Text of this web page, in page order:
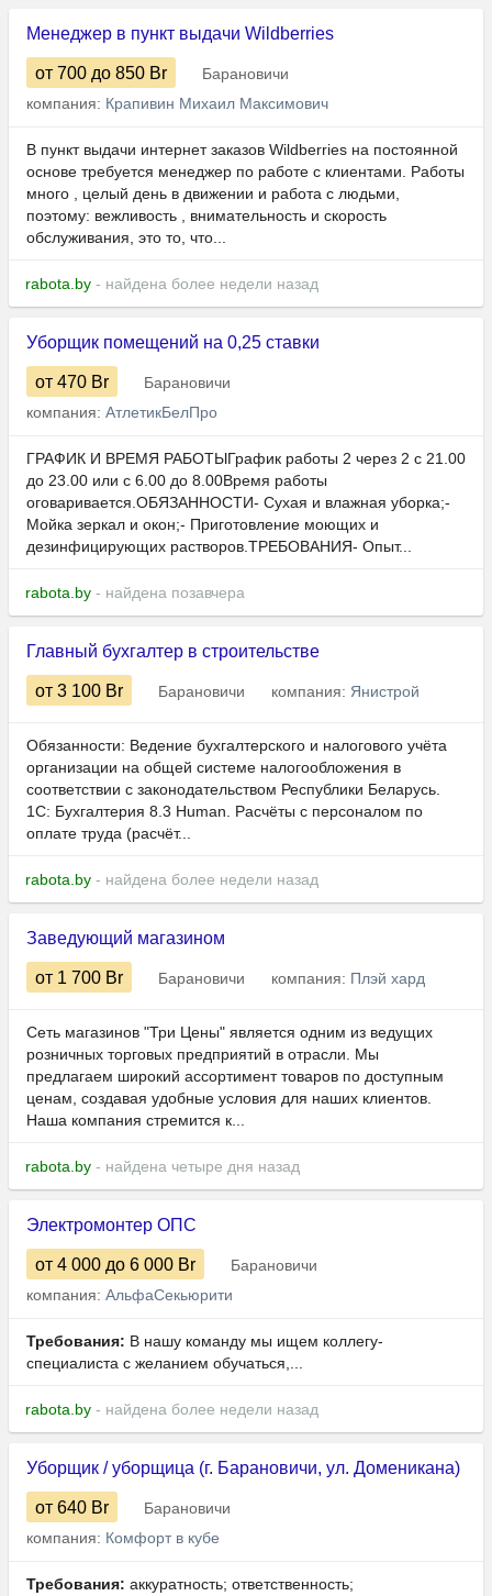
Менеджер в пункт выдачи Wildberries
от 700 до 850 Br
Барановичи
компания: Крапивин Михаил Максимович
В пункт выдачи интернет заказов Wildberries на постоянной
основе требуется менеджер по работе с клиентами. Работы
много , целый день в движении и работа с людьми,
поэтому: вежливость , внимательность и скорость
обслуживания, это то, что...
rabota.by - найдена более недели назад
Уборщик помещений на 0,25 ставки
от 470 Br
Барановичи
компания: АтлетикБелПро
ГРАФИК И ВРЕМЯ РАБОТЫГрафик работы 2 через 2 с 21.00
до 23.00 или с 6.00 до 8.00Время работы
оговаривается.ОБЯЗАННОСТИ- Сухая и влажная уборка;-
Мойка зеркал и окон;- Приготовление моющих и
дезинфицирующих растворов.ТРЕБОВАНИЯ- Опыт...
rabota.by - найдена позавчера
Главный бухгалтер в строительстве
от 3 100 Br Барановичи компания: Янистрой
Обязанности: Ведение бухгалтерского и налогового учёта
организации на общей системе налогообложения в
соответствии с законодательством Республики Беларусь.
1С: Бухгалтерия 8.3 Human.​​​​​ Расчёты с персоналом по
оплате труда (расчёт...
rabota.by - найдена более недели назад
Заведующий магазином
от 1 700 Br Барановичи компания: Плэй хард
Сеть магазинов "Три Цены" является одним из ведущих
розничных торговых предприятий в отрасли. Мы
предлагаем широкий ассортимент товаров по доступным
ценам, создавая удобные условия для наших клиентов.
Наша компания стремится к...
rabota.by - найдена четыре дня назад
Электромонтер ОПС
от 4 000 до 6 000 Br
Барановичи
компания: АльфаСекьюрити
Требования: В нашу команду мы ищем коллегу-
специалиста с желанием обучаться,...
rabota.by - найдена более недели назад
Уборщик / уборщица (г. Барановичи, ул. Доменикана)
от 640 Br
Барановичи
компания: Комфорт в кубе
Требования: аккуратность; ответственность;